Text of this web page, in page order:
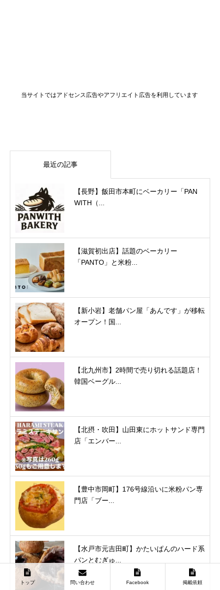
当サイトではアドセンス広告やアフリエイト広告を利用しています
最近の記事
【長野】飯田市本町にベーカリー「PAN
WITH（...
【滋賀初出店】話題のベーカリー
「PANTO」と米粉...
【新小岩】老舗パン屋「あんです」が移転
オープン！国...
【北九州市】2時間で売り切れる話題店！
韓国ベーグル...
【北摂・吹田】山田東にホットサンド専門
店「エンバー...
【豊中市岡町】176号線沿いに米粉パン専
門店「ブー...
【水戸市元吉田町】かたいぱんのハード系
パンとむぎゅ...
トップ 問い合わせ Facebook 掲載依頼